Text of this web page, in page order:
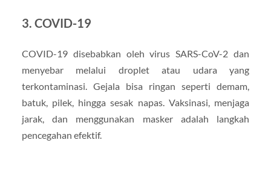
3. COVID-19
COVID-19 disebabkan oleh virus SARS-CoV-2 dan
menyebar melalui droplet atau udara yang
terkontaminasi. Gejala bisa ringan seperti demam,
batuk, pilek, hingga sesak napas. Vaksinasi, menjaga
jarak, dan menggunakan masker adalah langkah
pencegahan efektif.